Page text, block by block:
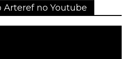
Arteref no Youtube